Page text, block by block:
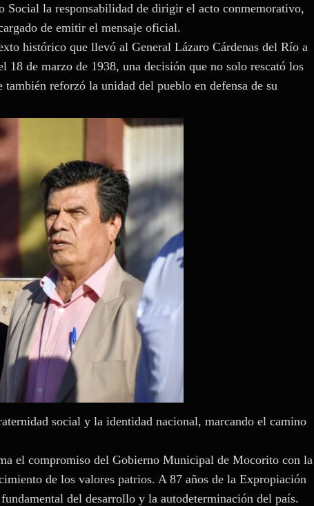
Social la responsabilidad de dirigir el acto conmemorativo,
de emitir el mensaje oficial.
histórico que llevó al General Lázaro Cárdenas del Río a
de marzo de 1938, una decisión que no solo rescató los
reforzó la unidad del pueblo en defensa de su
social y la identidad nacional, marcando el camino
el compromiso del Gobierno Municipal de Mocorito con la
de los valores patrios. A 87 años de la Expropiación
del desarrollo y la autodeterminación del país.